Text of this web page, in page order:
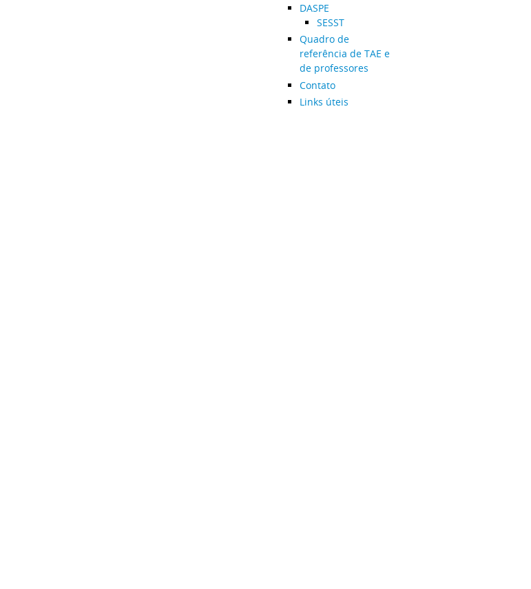
DASPE
SESST
Quadro de
referência de TAE e
de professores
Contato
Links úteis